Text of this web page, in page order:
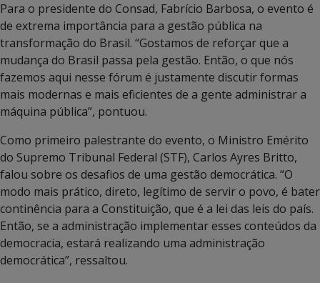
Para o presidente do Consad, Fabrício Barbosa, o evento é
de extrema importância para a gestão pública na
transformação do Brasil. “Gostamos de reforçar que a
mudança do Brasil passa pela gestão. Então, o que nós
fazemos aqui nesse fórum é justamente discutir formas
mais modernas e mais eficientes de a gente administrar a
máquina pública”, pontuou.
Como primeiro palestrante do evento, o Ministro Emérito
do Supremo Tribunal Federal (STF), Carlos Ayres Britto,
falou sobre os desafios de uma gestão democrática. “O
modo mais prático, direto, legítimo de servir o povo, é bater
continência para a Constituição, que é a lei das leis do país.
Então, se a administração implementar esses conteúdos da
democracia, estará realizando uma administração
democrática”, ressaltou.